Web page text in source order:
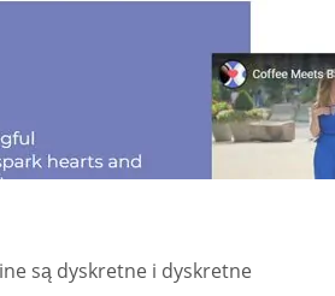
są dyskretne i dyskretne